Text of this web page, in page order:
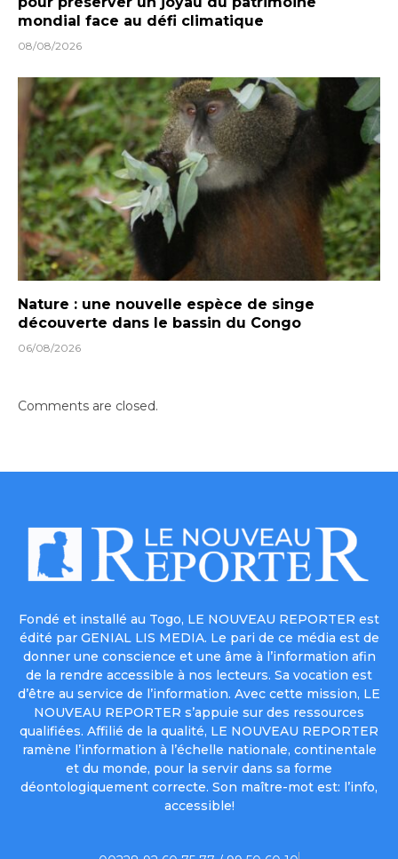
mondial face au défi climatique
08/08/2026
Nature : une nouvelle espèce de singe
découverte dans le bassin du Congo
06/08/2026
Comments are closed.
Fondé et installé au Togo, LE NOUVEAU REPORTER est
édité par GENIAL LIS MEDIA. Le pari de ce média est de
donner une conscience et une âme à l’information afin
de la rendre accessible à nos lecteurs. Sa vocation est
d’être au service de l’information. Avec cette mission, LE
NOUVEAU REPORTER s’appuie sur des ressources
qualifiées. Affilié de la qualité, LE NOUVEAU REPORTER
ramène l’information à l’échelle nationale, continentale
et du monde, pour la servir dans sa forme
déontologiquement correcte. Son maître-mot est: l’info,
accessible!